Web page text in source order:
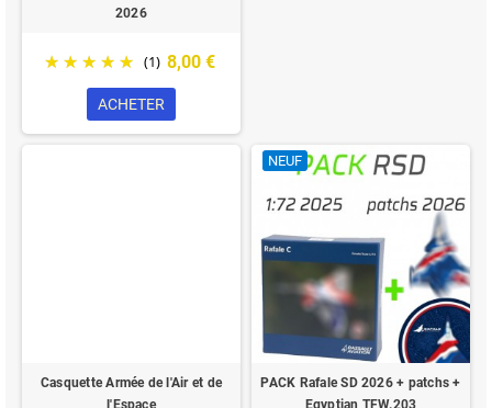
2026
(1) 8,00 €
ACHETER
Casquette Armée de l'Air et de
l'Espace
NEUF
PACK Rafale SD 2026 + patchs +
Egyptian TFW.203